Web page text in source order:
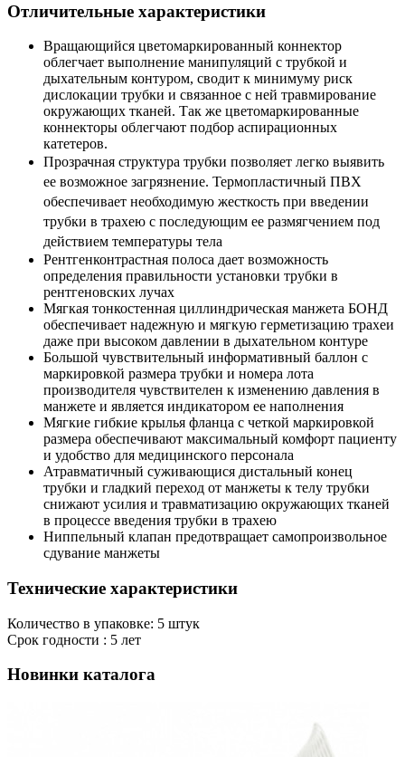
Отличительные характеристики
Вращающийся цветомаркированный коннектор
облегчает выполнение манипуляций с трубкой и
дыхательным контуром, сводит к минимуму риск
дислокации трубки и связанное с ней травмирование
окружающих тканей. Так же цветомаркированные
коннекторы облегчают подбор аспирационных
катетеров.
Прозрачная структура трубки позволяет легко выявить
ее возможное загрязнение. Термопластичный ПВХ
обеспечивает необходимую жесткость при введении
трубки в трахею с последующим ее размягчением под
действием температуры тела
Рентгенконтрастная полоса дает возможность
определения правильности установки трубки в
рентгеновских лучах
Мягкая тонкостенная циллиндрическая манжета БОНД
обеспечивает надежную и мягкую герметизацию трахеи
даже при высоком давлении в дыхательном контуре
Большой чувствительный информативный баллон с
маркировкой размера трубки и номера лота
производителя чувствителен к изменению давления в
манжете и является индикатором ее наполнения
Мягкие гибкие крылья фланца с четкой маркировкой
размера обеспечивают максимальный комфорт пациенту
и удобство для медицинского персонала
Атравматичный суживающися дистальный конец
трубки и гладкий переход от манжеты к телу трубки
снижают усилия и травматизацию окружающих тканей
в процессе введения трубки в трахею
Ниппельный клапан предотвращает самопроизвольное
сдувание манжеты
Технические характеристики
Количество в упаковке: 5 штук
Срок годности : 5 лет
Новинки каталога